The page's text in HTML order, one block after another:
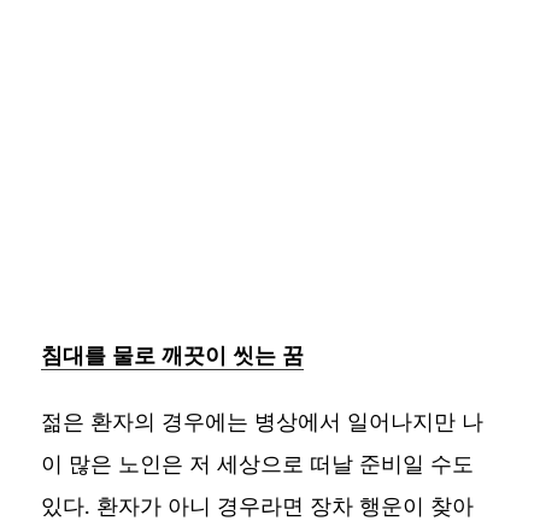
침대를 물로 깨끗이 씻는 꿈
젊은 환자의 경우에는 병상에서 일어나지만 나
이 많은 노인은 저 세상으로 떠날 준비일 수도
있다. 환자가 아니 경우라면 장차 행운이 찾아